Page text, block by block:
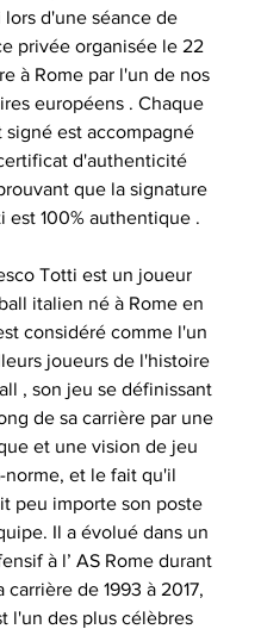
lors d'une séance de
privée organisée le 22
à Rome par l'un de nos
européens . Chaque
signé est accompagné
d'authenticité
que la signature
est 100% authentique .
Totti est un joueur
italien né à Rome en
considéré comme l'un
joueurs de l'histoire
, son jeu se définissant
de sa carrière par une
et une vision de jeu
norme, et le fait qu'il
peu importe son poste
Il a évolué dans un
à l’ AS Rome durant
carrière de 1993 à 2017,
l'un des plus célèbres